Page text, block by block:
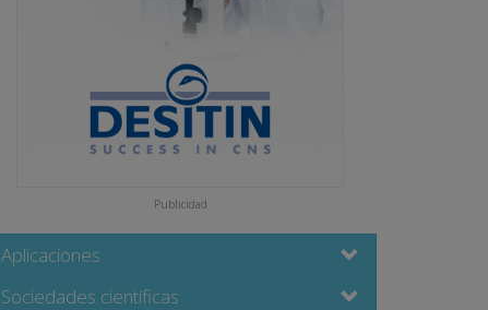
Publicidad
Aplicaciones
Sociedades científicas